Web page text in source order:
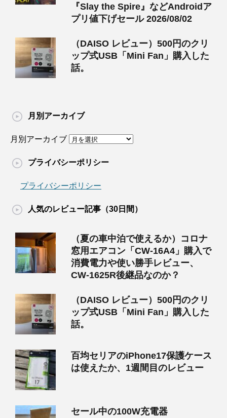
『Slay the Spire』などAndroidア
プリ値下げセール 2026/08/02
（DAISO レビュー）500円のクリ
ップ式USB「Mini Fan」購入した
話。
月別アーカイブ
月別アーカイブ
プライバシーポリシー
プライバシーポリシー
人気のレビュー記事（30日間）
（夏の車中泊で使えるか）コロナ
窓用エアコン「CW-16A4」購入で
消費電力や使い勝手レビュー、
CW-1625R後継品なのか？
（DAISO レビュー）500円のクリ
ップ式USB「Mini Fan」購入した
話。
百均セリアのiPhone17保護ケース
は使えたか、1週間目のレビュー
セール中の100W充電器